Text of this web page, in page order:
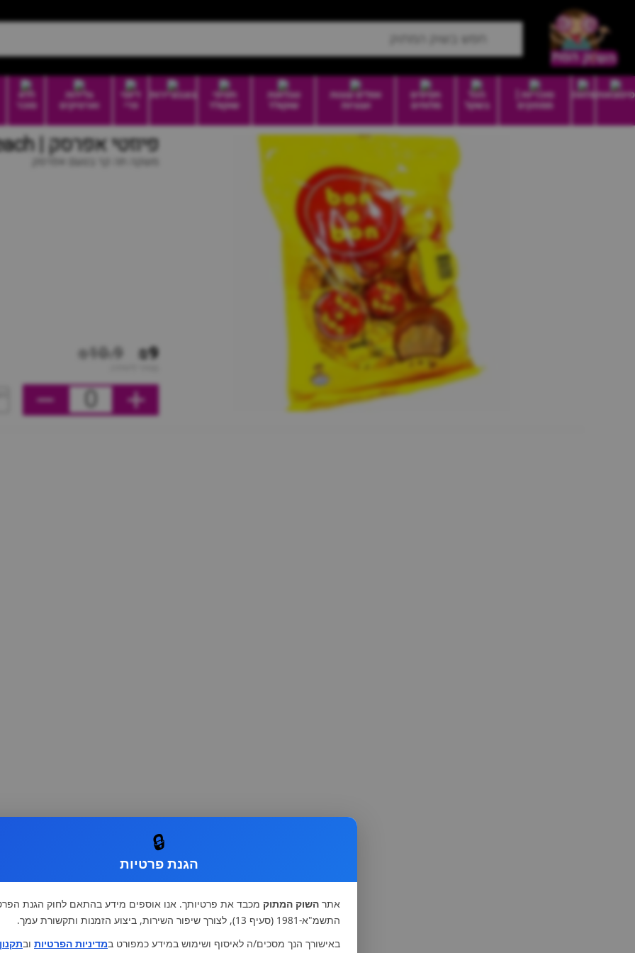
סיטונאותמזווה
סוכריות |
ממתקים
הכל
בשקל
חטיפים
מלוחים
וופלים עוגות
ועוגיות
טבלאות
שוקולד
חטיפי
שוקולד
בונבוניירות
דיוטי
פרי
גלידות
וארטיקים
ללא
סוכר
פיוזטי אפרסק | fuzetea peach
משקה תה קר בטעם אפרסק
₪9
₪10.9
0
🔒
הגנת פרטיות
אתר השוק המתוק מכבד את פרטיותך. אנו אוספים מידע בהתאם לחוק הגנת
התשמ"א-1981 (סעיף 13), לצורך שיפור השירות, ביצוע הזמנות ותקשורת עמך.
באישורך הנך מסכים/ה לאיסוף ושימוש במידע כמפורט במדיניות הפרטיות ובתקנון